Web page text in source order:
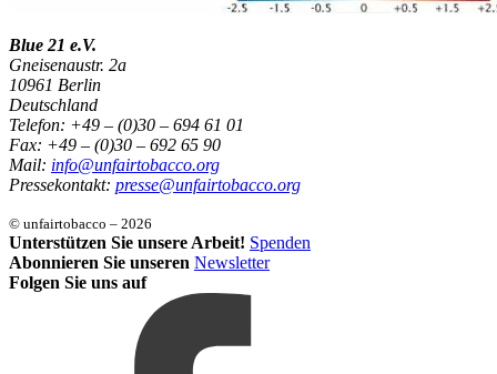
Blue 21 e.V.
Gneisenaustr. 2a
10961 Berlin
Deutschland
Telefon: +49 – (0)30 – 694 61 01
Fax: +49 – (0)30 – 692 65 90
Mail: info@unfairtobacco.org
Pressekontakt: presse@unfairtobacco.org
© unfairtobacco – 2026
Unterstützen Sie unsere Arbeit! Spenden
Abonnieren Sie unseren Newsletter
Folgen Sie uns auf